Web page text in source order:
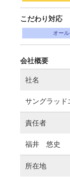
こだわり対応
オー
会社概要
社名
サングラッド
責任者
福井 悠史
所在地